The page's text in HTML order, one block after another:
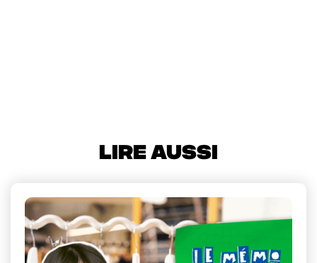
LIRE AUSSI